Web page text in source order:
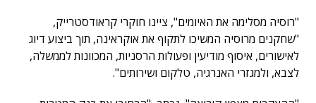
"רוסיה מסלימה את האיומים", ציינו חוקרי קראודסטרייק,
"שחקנים מרוסיה המשיכו לתקוף את אוקראינה, תוך ביצוע דיוג
לאישורים, איסוף מודיעין ופעולות הרסניות, המכוונות לממשלה,
לצבא, ולמגזרי האנרגיה, טלקום ושירותים".